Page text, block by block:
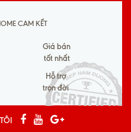
CAM KẾT
Giá bán
tốt nhất
Hỗ trợ
trọn đời